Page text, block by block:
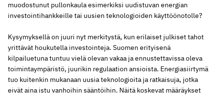
muodostunut pullonkaula esimerkiksi uudistuvan energian
investointihankkeille tai uusien teknologioiden käyttöönotolle?
Kysymyksellä on juuri nyt merkitystä, kun erilaiset julkiset tahot
yrittävät houkutella investointeja. Suomen erityisenä
kilpailuetuna tuntuu vielä olevan vakaa ja ennustettavissa oleva
toimintaympäristö, juurikin regulaation ansioista. Energiasiirtymä
tuo kuitenkin mukanaan uusia teknologioita ja ratkaisuja, jotka
eivät aina istu vanhoihin sääntöihin. Näitä koskevat määräykset